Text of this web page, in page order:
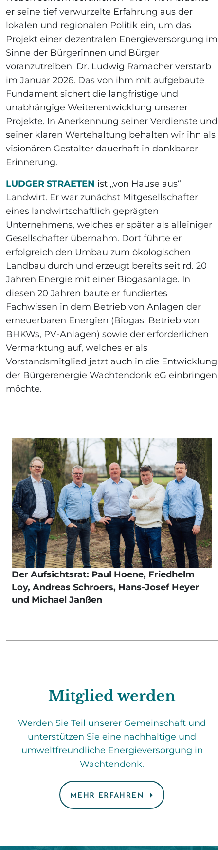
er seine tief verwurzelte Erfahrung aus der
lokalen und regionalen Politik ein, um das
Projekt einer dezentralen Energieversorgung im
Sinne der Bürgerinnen und Bürger
voranzutreiben. Dr. Ludwig Ramacher verstarb
im Januar 2026. Das von ihm mit aufgebaute
Fundament sichert die langfristige und
unabhängige Weiterentwicklung unserer
Projekte. In Anerkennung seiner Verdienste und
seiner klaren Wertehaltung behalten wir ihn als
visionären Gestalter dauerhaft in dankbarer
Erinnerung.
LUDGER STRAETEN ist „von Hause aus“
Landwirt. Er war zunächst Mitgesellschafter
eines landwirtschaftlich geprägten
Unternehmens, welches er später als alleiniger
Gesellschafter übernahm. Dort führte er
erfolgreich den Umbau zum ökologischen
Landbau durch und erzeugt bereits seit rd. 20
Jahren Energie mit einer Biogasanlage. In
diesen 20 Jahren baute er fundiertes
Fachwissen in dem Betrieb von Anlagen der
erneuerbaren Energien (Biogas, Betrieb von
BHKWs, PV-Anlagen) sowie der erforderlichen
Vermarktung auf, welches er als
Vorstandsmitglied jetzt auch in die Entwicklung
der Bürgerenergie Wachtendonk eG einbringen
möchte.
Der Aufsichtsrat: Paul Hoene, Friedhelm
Loy, Andreas Schroers, Hans-Josef Heyer
und Michael Janßen
Mitglied werden
Werden Sie Teil unserer Gemeinschaft und
unterstützen Sie eine nachhaltige und
umweltfreundliche Energieversorgung in
Wachtendonk.
MEHR ERFAHREN